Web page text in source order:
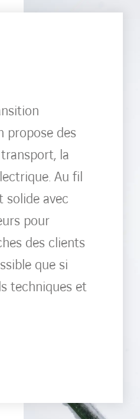
propose des
la
Au fil
solide avec
pour
des clients
que si
techniques et